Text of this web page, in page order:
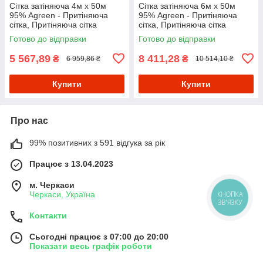
Сітка затіняюча 4м х 50м
95% Agreen - Притіняюча
сітка, Притіняюча сітка
Готово до відправки
5 567,89 ₴ 6 959,86 ₴
Купити
Сітка затіняюча 6м х 50м
95% Agreen - Притіняюча
сітка, Притіняюча сітка
Готово до відправки
8 411,28 ₴ 10 514,10 ₴
Купити
Про нас
99% позитивних з 591 відгука за рік
Працює з 13.04.2023
м. Черкаси
Черкаси, Україна
Контакти
Сьогодні працює з 07:00 до 20:00
Показати весь графік роботи
КНОПКА
ЗВ'ЯЗКУ